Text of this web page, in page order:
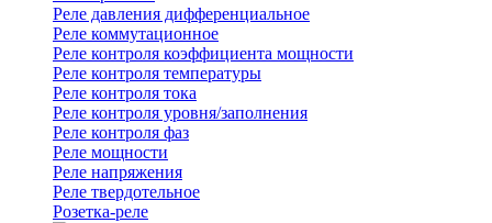
Реле давления дифференциальное
Реле коммутационное
Реле контроля коэффициента мощности
Реле контроля температуры
Реле контроля тока
Реле контроля уровня/заполнения
Реле контроля фаз
Реле мощности
Реле напряжения
Реле твердотельное
Розетка-реле